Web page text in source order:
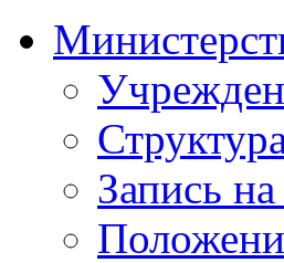
Запись